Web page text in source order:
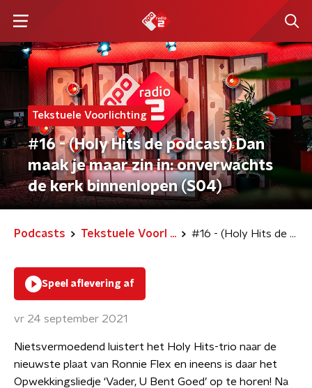
Tekstuele Voorlichting
#16 - (Holy Hits de podcast) Dan
maak je maar zin in: onverwachts
de kerk binnenlopen (S04)
Podcasts Tekstuele Voorl ... #16 - (Holy Hits de podcast) Dan maak je maar zin in: onverwachts de kerk binnenlopen (S04)
Speel aflevering af
vr 24 september 2021
Nietsvermoedend luistert het Holy Hits-trio naar de
nieuwste plaat van Ronnie Flex en ineens is daar het
Opwekkingsliedje ‘Vader, U Bent Goed’ op te horen! Na